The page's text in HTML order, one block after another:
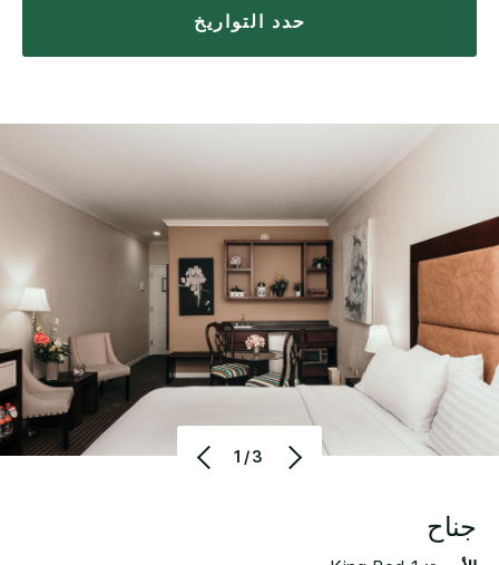
حدد التواريخ
1/3
جناح